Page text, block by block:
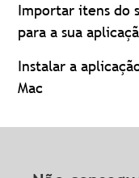
Importar itens do
para a sua
Instalar a
Mac